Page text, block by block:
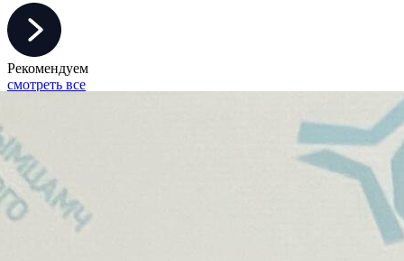
Рекомендуем
смотреть все
Конфликт
29 апреля 2025
"Дикий барин" остался без усадьбы: прокуратура выселяет
бизнесменов из Плеса